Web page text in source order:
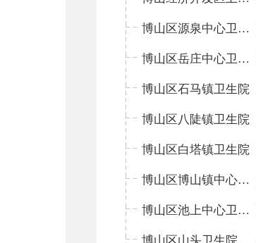
博山区源泉中心卫生院（博山区第二人民医院）
博山区岳庄中心卫生院
博山区石马镇卫生院
博山区八陡镇卫生院
博山区白塔镇卫生院
博山区博山镇中心卫生院（南院区、北院区）
博山区池上中心卫生院